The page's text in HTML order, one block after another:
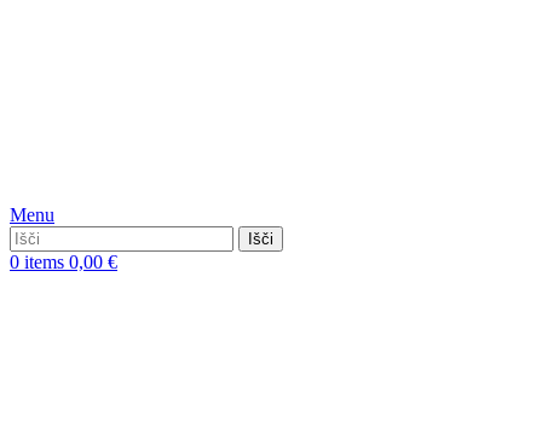
Menu
Išči
0 items 0,00 €